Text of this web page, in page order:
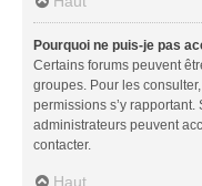
Pourquoi ne puis-je pas
Certains forums peuvent
groupes. Pour les
permissions s’y
administrateurs peuvent
contacter.
Haut